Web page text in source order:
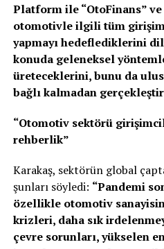
Platform ile “OtoFinans” ve
otomotivle ilgili tüm
yapmayı hedeflediklerini
konuda geleneksel
üreteceklerini, bunu da
bağlı kalmadan
“Otomotiv sektörü
rehberlik”
Karakaş, sektörün global
şunları söyledi: “Pandemi
özellikle otomotiv
krizleri, daha sık
çevre sorunları, yükselen